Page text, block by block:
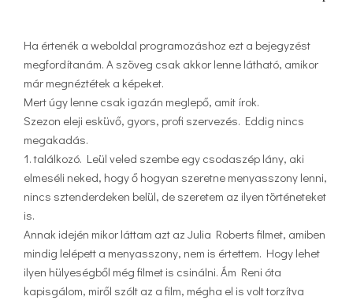
Ha értenék a weboldal programozáshoz ezt a bejegyzést
megfordítanám. A szöveg csak akkor lenne látható, amikor
már megnéztétek a képeket.
Mert úgy lenne csak igazán meglepő, amit írok.
Szezon eleji esküvő, gyors, profi szervezés. Eddig nincs
megakadás.
1. találkozó. Leül veled szembe egy csodaszép lány, aki
elmeséli neked, hogy ő hogyan szeretne menyasszony lenni,
nincs sztenderdeken belül, de szeretem az ilyen történeteket
is.
Annak idején mikor láttam azt az Julia Roberts filmet, amiben
mindig lelépett a menyasszony, nem is értettem. Hogy lehet
ilyen hülyeségből még filmet is csinálni. Ám Reni óta
kapisgálom, miről szólt az a film, mégha el is volt torzítva